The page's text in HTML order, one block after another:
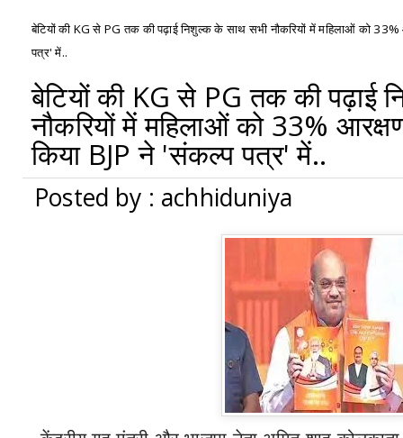
बेटियों की KG से PG तक की पढ़ाई निशुल्क के साथ सभी नौकरियों में महिलाओं को 33%
पत्र' में..
बेटियों की KG से PG तक की पढ़ाई
नौकरियों में महिलाओं को 33%
किया BJP ने 'संकल्प पत्र' में..
Posted by : achhiduniya